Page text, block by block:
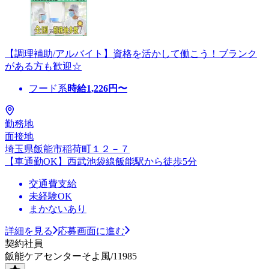
【調理補助/アルバイト】資格を活かして働こう！ブランク
がある方も歓迎☆
フード系時給1,226円〜
勤務地
面接地
埼玉県飯能市稲荷町１２－７
【車通勤OK】西武池袋線飯能駅から徒歩5分
交通費支給
未経験OK
まかないあり
詳細を見る
応募画面に進む
契約社員
飯能ケアセンターそよ風/11985